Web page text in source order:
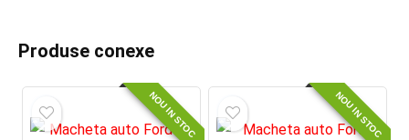
Produse conexe
NOU IN STOC NOU IN STOC